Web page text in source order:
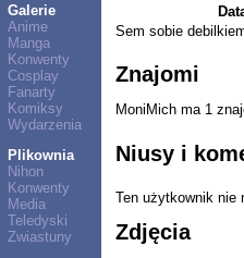
Galerie
Anime
Manga
Konwenty
Cosplay
Fanarty
Komiksy
Wydarzenia
Plikownia
Nihon
Konwenty
Media
Teledyski
Zwiastuny
Sem sobie
Znajomi
MoniMich ma 1
Niusy i
Ten użytkownik nie
Zdjęcia